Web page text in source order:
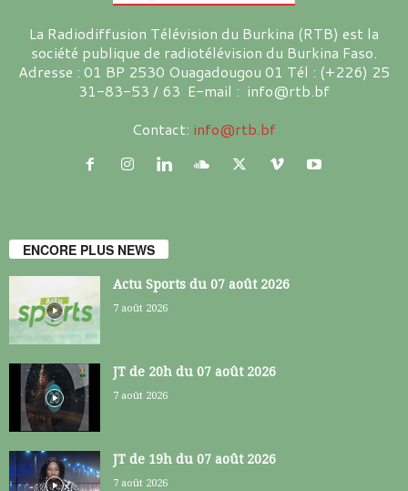
La Radiodiffusion Télévision du Burkina (RTB) est la
société publique de radiotélévision du Burkina Faso.
Adresse : 01 BP 2530 Ouagadougou 01 Tél : (+226) 25
31-83-53 / 63 E-mail : info@rtb.bf
Contact: info@rtb.bf
ENCORE PLUS NEWS
Actu Sports du 07 août 2026
7 août 2026
JT de 20h du 07 août 2026
7 août 2026
JT de 19h du 07 août 2026
7 août 2026